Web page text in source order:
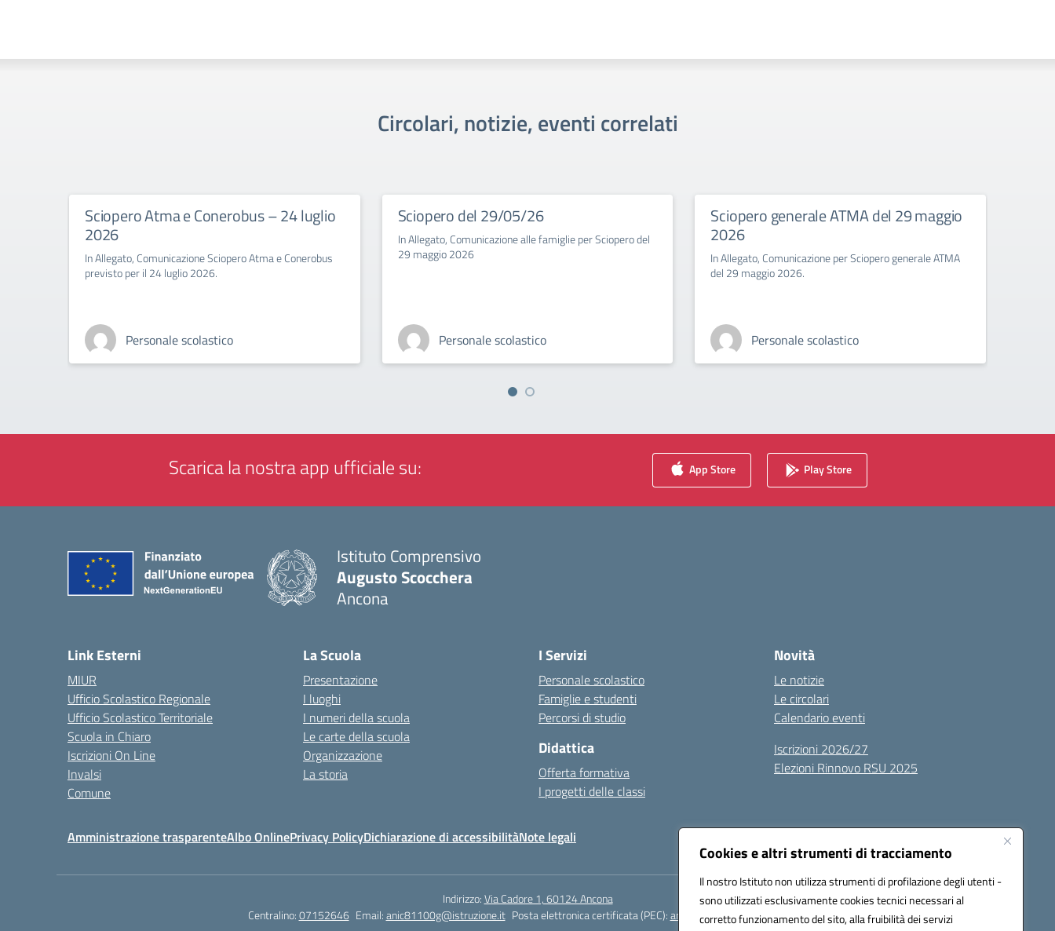
Cookies e altri strumenti di tracciamento
Il nostro Istituto non utilizza strumenti di profilazione degli utenti -
sono utilizzati esclusivamente cookies tecnici necessari al
corretto funzionamento del sito, alla fruibilità dei servizi
Circolari, notizie, eventi correlati
Sciopero Atma e Conerobus – 24 luglio
2026
In Allegato, Comunicazione Sciopero Atma e Conerobus
previsto per il 24 luglio 2026.
Personale scolastico
Sciopero del 29/05/26
In Allegato, Comunicazione alle famiglie per Sciopero del
29 maggio 2026
Personale scolastico
Sciopero generale ATMA del 29 maggio
2026
In Allegato, Comunicazione per Sciopero generale ATMA
del 29 maggio 2026.
Personale scolastico
Scarica la nostra app ufficiale su: App Store Play Store
Istituto Comprensivo
Augusto Scocchera
Ancona
Link Esterni
MIUR
Ufficio Scolastico Regionale
Ufficio Scolastico Territoriale
Scuola in Chiaro
Iscrizioni On Line
Invalsi
Comune
La Scuola
Presentazione
I luoghi
I numeri della scuola
Le carte della scuola
Organizzazione
La storia
I Servizi
Personale scolastico
Famiglie e studenti
Percorsi di studio
Didattica
Offerta formativa
I progetti delle classi
Novità
Le notizie
Le circolari
Calendario eventi
Iscrizioni 2026/27
Elezioni Rinnovo RSU 2025
Amministrazione trasparenteAlbo OnlinePrivacy PolicyDichiarazione di accessibilitàNote legali
Indirizzo:Via Cadore 1, 60124 Ancona
Centralino:07152646 Email:anic81100g@istruzione.it Posta elettronica certificata (PEC):anic81100g@pec.istruzione.it